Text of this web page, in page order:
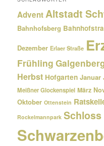
AdventAltstadt
Bahnhofsberg
Dezember Erlaer Straße
Frühling
Herbst Hofgarten Januar
Meißner Glockenspiel März
Oktober Ottenstein
Rockelmannpark Schloss